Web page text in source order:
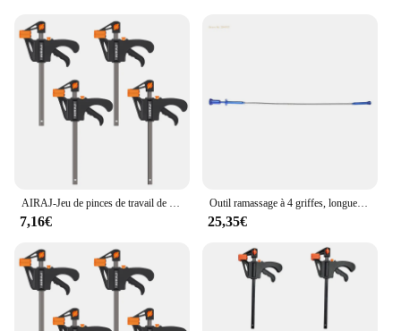
AIRAJ-Jeu de pinces de travail de calcul, pince F à dégagement rapide à cliquet, kit de barre de travail en nylon, outil à main portable pour planche en bois bricolage, 4 pouces
7,16€
Outil ramassage à 4 griffes, longue portée, poignée à ressort Flexible, courbe courbure étroite, livraison directe
25,35€